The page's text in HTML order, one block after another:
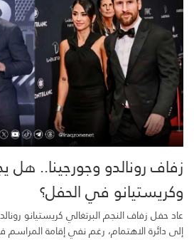
زفاف رونالدو وجورجينا..
وكريستيانو في الحفل؟
عاد حفل زفاف النجم البرتغالي كريستيانو
إلى دائرة الاهتمام، رغم نفي إقامة المراسم